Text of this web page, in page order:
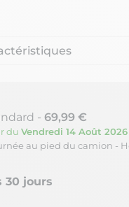
- 69,99 €
du Vendredi 14 Août 2026
au pied du camion -
30 jours